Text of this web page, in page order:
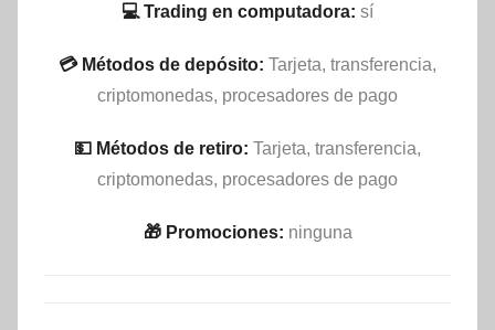
💻 Trading en computadora: sí
💳 Métodos de depósito: Tarjeta, transferencia,
criptomonedas, procesadores de pago
💵​ Métodos de retiro: Tarjeta, transferencia,
criptomonedas, procesadores de pago
🎁 Promociones: ninguna